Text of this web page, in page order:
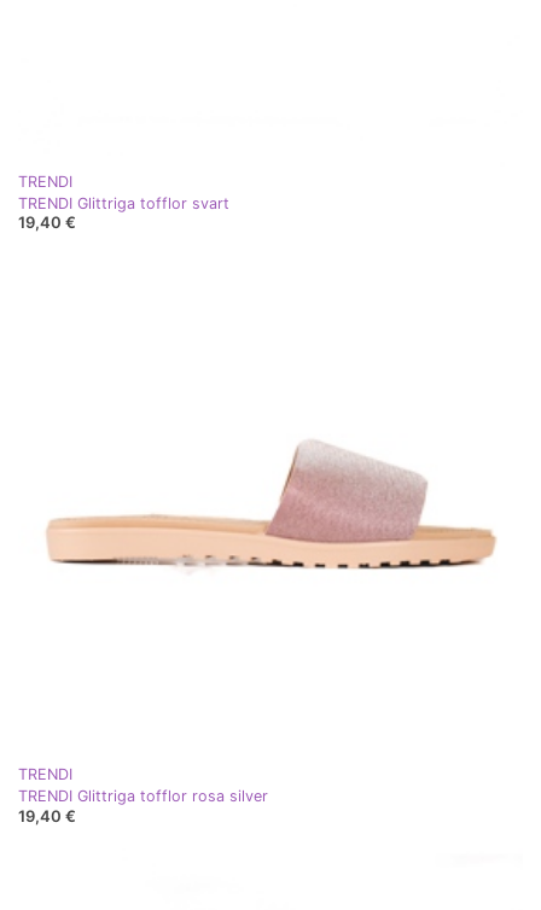
TRENDI
TRENDI Glittriga tofflor svart
19,40 €
TRENDI
TRENDI Glittriga tofflor rosa silver
19,40 €